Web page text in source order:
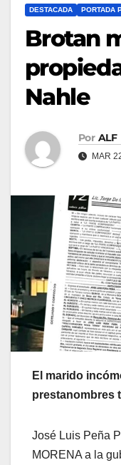
DESTACADA PORTADA
Brotan
Nahle
Por ALF
MAR
El marido
prestanombres
José Luis Peña
MORENA a la